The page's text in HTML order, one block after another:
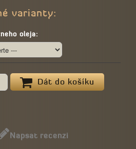
varianty:
oleja:
Dát do košíku
Napsat recenzi